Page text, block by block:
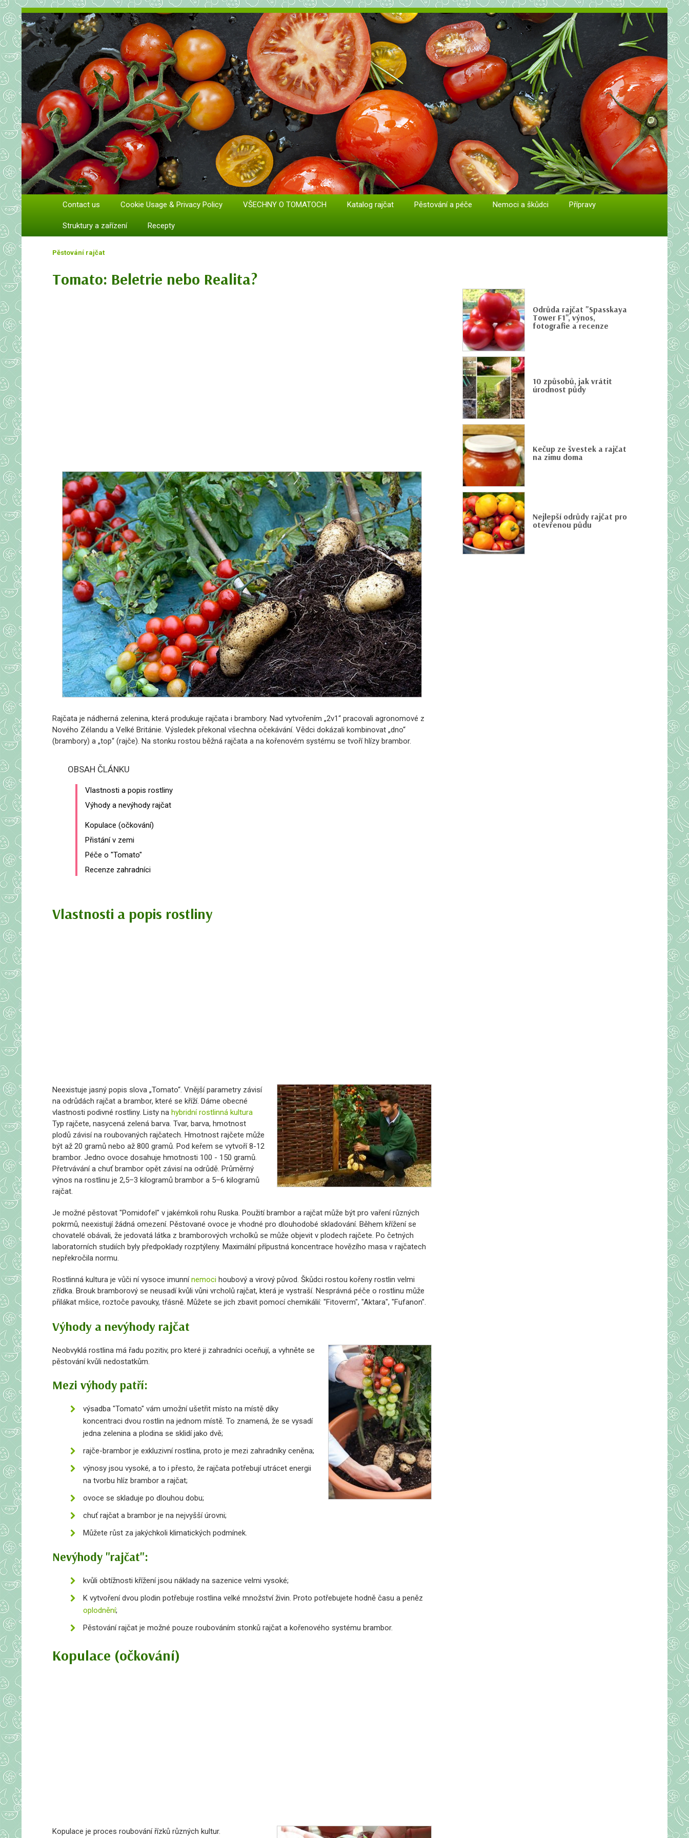
Vše o rajčatech. Pěstování rajčat. Odrůdy a sazenice.
Pěstování a péče o rajčata
Contact us Cookie Usage & Privacy Policy VŠECHNY O TOMATOCH Katalog rajčat Pěstování a péče Nemoci a škůdci Přípravy
Struktury a zařízení Recepty
Pěstování rajčat
Tomato: Beletrie nebo Realita?
Rajčata je nádherná zelenina, která produkuje rajčata i brambory. Nad vytvořením „2v1“ pracovali agronomové z
Nového Zélandu a Velké Británie. Výsledek překonal všechna očekávání. Vědci dokázali kombinovat „dno“
(brambory) a „top“ (rajče). Na stonku rostou běžná rajčata a na kořenovém systému se tvoří hlízy brambor.
OBSAH ČLÁNKU
Vlastnosti a popis rostliny
Výhody a nevýhody rajčat
Kopulace (očkování)
Přistání v zemi
Péče o "Tomato"
Recenze zahradníci
Vlastnosti a popis rostliny
Neexistuje jasný popis slova „Tomato“. Vnější parametry závisí
na odrůdách rajčat a brambor, které se kříží. Dáme obecné
vlastnosti podivné rostliny. Listy na hybridní rostlinná kultura
Typ rajčete, nasycená zelená barva. Tvar, barva, hmotnost
plodů závisí na roubovaných rajčatech. Hmotnost rajčete může
být až 20 gramů nebo až 800 gramů. Pod keřem se vytvoří 8-12
brambor. Jedno ovoce dosahuje hmotnosti 100 - 150 gramů.
Přetrvávání a chuť brambor opět závisí na odrůdě. Průměrný
výnos na rostlinu je 2,5–3 kilogramů brambor a 5–6 kilogramů
rajčat.
Je možné pěstovat "Pomidofel" v jakémkoli rohu Ruska. Použití brambor a rajčat může být pro vaření různých
pokrmů, neexistují žádná omezení. Pěstované ovoce je vhodné pro dlouhodobé skladování. Během křížení se
chovatelé obávali, že jedovatá látka z bramborových vrcholků se může objevit v plodech rajčete. Po četných
laboratorních studiích byly předpoklady rozptýleny. Maximální přípustná koncentrace hovězího masa v rajčatech
nepřekročila normu.
Rostlinná kultura je vůči ní vysoce imunnínemoci houbový a virový původ. Škůdci rostou kořeny rostlin velmi
zřídka. Brouk bramborový se neusadí kvůli vůni vrcholů rajčat, která je vystraší. Nesprávná péče o rostlinu může
přilákat mšice, roztoče pavouky, třásně. Můžete se jich zbavit pomocí chemikálií: "Fitoverm", "Aktara", "Fufanon".
Výhody a nevýhody rajčat
Neobvyklá rostlina má řadu pozitiv, pro které ji zahradníci oceňují, a vyhněte se
pěstování kvůli nedostatkům.
Mezi výhody patří:
výsadba "Tomato" vám umožní ušetřit místo na místě díky
koncentraci dvou rostlin na jednom místě. To znamená, že se vysadí
jedna zelenina a plodina se sklidí jako dvě;
rajče-brambor je exkluzivní rostlina, proto je mezi zahradníky ceněna;
výnosy jsou vysoké, a to i přesto, že rajčata potřebují utrácet energii
na tvorbu hlíz brambor a rajčat;
ovoce se skladuje po dlouhou dobu;
chuť rajčat a brambor je na nejvyšší úrovni;
Můžete růst za jakýchkoli klimatických podmínek.
Nevýhody "rajčat":
kvůli obtížnosti křížení jsou náklady na sazenice velmi vysoké;
K vytvoření dvou plodin potřebuje rostlina velké množství živin. Proto potřebujete hodně času a peněz
oplodnění;
Pěstování rajčat je možné pouze roubováním stonků rajčat a kořenového systému brambor.
Kopulace (očkování)
Kopulace je proces roubování řízků různých kultur.
Odrůda rajčat "Spasskaya
Tower F1", výnos,
fotografie a recenze
10 způsobů, jak vrátit
úrodnost půdy
Kečup ze švestek a rajčat
na zimu doma
Nejlepší odrůdy rajčat pro
otevřenou půdu